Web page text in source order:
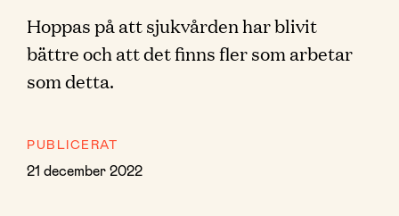
Hoppas på att sjukvården har blivit
bättre och att det finns fler som arbetar
som detta.
PUBLICERAT
21 december 2022